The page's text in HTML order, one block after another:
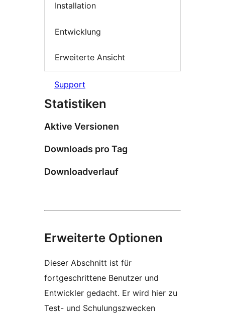
Installation
Entwicklung
Erweiterte Ansicht
Support
Statistiken
Aktive Versionen
Downloads pro Tag
Downloadverlauf
Erweiterte Optionen
Dieser Abschnitt ist für
fortgeschrittene Benutzer und
Entwickler gedacht. Er wird hier zu
Test- und Schulungszwecken